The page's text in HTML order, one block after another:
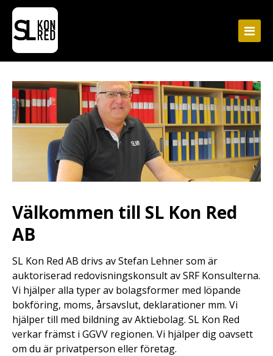
Välkommen till SL Kon Red
AB
SL Kon Red AB drivs av Stefan Lehner som är
auktoriserad redovisningskonsult av SRF Konsulterna.
Vi hjälper alla typer av bolagsformer med löpande
bokföring, moms, årsavslut, deklarationer mm. Vi
hjälper till med bildning av Aktiebolag. SL Kon Red
verkar främst i GGVV regionen. Vi hjälper dig oavsett
om du är privatperson eller företag.